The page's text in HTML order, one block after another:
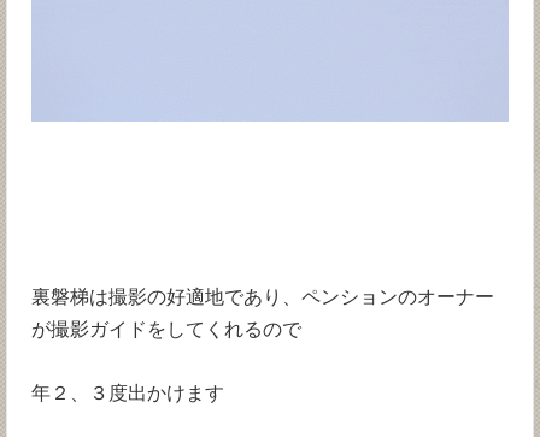
裏磐梯は撮影の好適地であり、ペンションのオーナー
が撮影ガイドをしてくれるので
年２、３度出かけます